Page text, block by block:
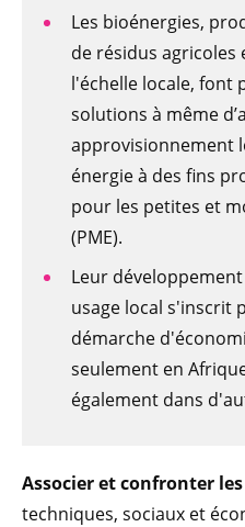
Les bioénergies,
de résidus
l'échelle locale, font
solutions à même
approvisionnement
énergie à des fins
pour les petites et
(PME).
Leur
usage local s'inscrit
démarche
seulement en
également dans
Associer et confronter
techniques, sociaux et